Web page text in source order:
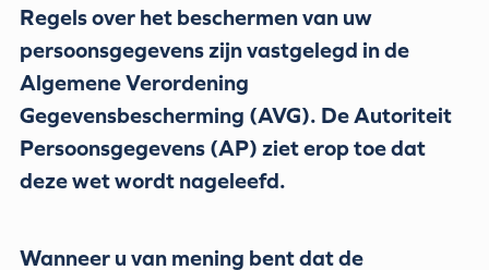
Regels over het beschermen van uw
persoonsgegevens zijn vastgelegd in de
Algemene Verordening
Gegevensbescherming (AVG). De Autoriteit
Persoonsgegevens (AP) ziet erop toe dat
deze wet wordt nageleefd.
Wanneer u van mening bent dat de